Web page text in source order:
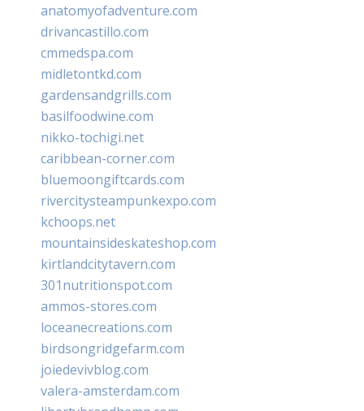
anatomyofadventure.com
drivancastillo.com
cmmedspa.com
midletontkd.com
gardensandgrills.com
basilfoodwine.com
nikko-tochigi.net
caribbean-corner.com
bluemoongiftcards.com
rivercitysteampunkexpo.com
kchoops.net
mountainsideskateshop.com
kirtlandcitytavern.com
301nutritionspot.com
ammos-stores.com
loceanecreations.com
birdsongridgefarm.com
joiedevivblog.com
valera-amsterdam.com